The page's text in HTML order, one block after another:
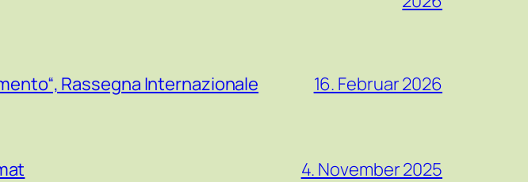
Rassegna Internazionale 16. Februar 2026
4. November 2025